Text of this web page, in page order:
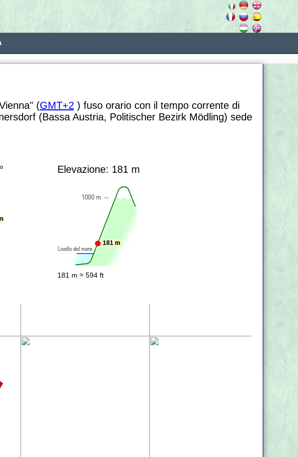
(GMT+2 ) fuso orario con il tempo corrente di
(Bassa Austria, Politischer Bezirk Mödling) sede
Elevazione: 181 m
181 m
181 m ≈ 594 ft